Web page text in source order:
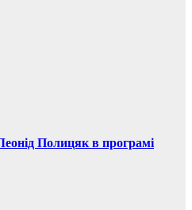
Полицяк в програмі